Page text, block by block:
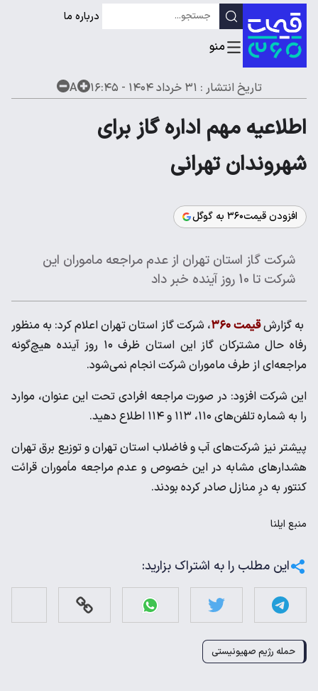
درباره ما
تاریخ انتشار : ۳۱ خرداد ۱۴۰۴ - ۱۶:۴۵ A
اطلاعیه مهم اداره گاز برای
شهروندان تهرانی
افزودن قیمت۳۶۰ به گوگل
شرکت گاز استان تهران از عدم مراجعه ماموران این
شرکت تا 10 روز آینده خبر داد
به گزارشقیمت ۳۶۰
، شرکت گاز استان تهران اعلام کرد: به منظور
رفاه حال مشترکان گاز این استان ظرف ۱۰ روز آینده هیچ‌گونه
مراجعه‌ای از طرف ماموران شرکت انجام نمی‌شود.
این شرکت افزود: در صورت مراجعه افرادی تحت این عنوان، موارد
را به شماره تلفن‌های ۱۱۰، ۱۱۳ و ۱۱۴ اطلاع دهید.
پیشتر نیز شرکت‌های آب و فاضلاب استان تهران و توزیع برق تهران
هشدارهای مشابه در این خصوص و عدم مراجعه مأموران قرائت
کنتور به درِ منازل صادر کرده بودند.
منبع ایلنا
این مطلب را به اشتراک بزارید:
حمله رژیم صهیونیستی